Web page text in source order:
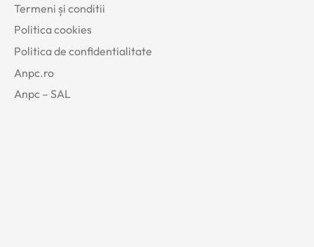
Termeni și conditii
Politica cookies
Politica de confidentialitate
Anpc.ro
Anpc – SAL